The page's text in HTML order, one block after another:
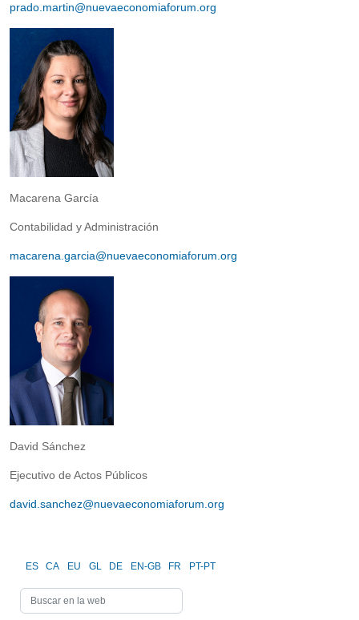
prado.martin@nuevaeconomiaforum.org
Macarena García
Contabilidad y Administración
macarena.garcia@nuevaeconomiaforum.org
David Sánchez
Ejecutivo de Actos Públicos
david.sanchez@nuevaeconomiaforum.org
ES CA EU GL DE EN-GB FR PT-PT